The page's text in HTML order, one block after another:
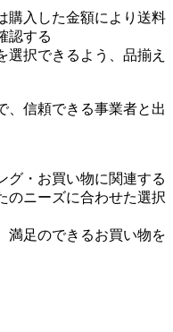
購入した金額により送料
認する
選択できるよう、品揃え
、信頼できる事業者と出
グ・お買い物に関連する
のニーズに合わせた選択
満足のできるお買い物を